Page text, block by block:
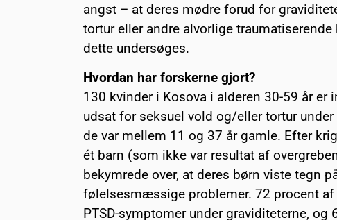
angst – at deres mødre forud for
tortur eller andre alvorlige
dette undersøges.
Hvordan har forskerne gjort?
130 kvinder i Kosova i alderen 30-59 år er
udsat for seksuel vold og/eller tortur
de var mellem 11 og 37 år gamle. Efter
ét barn (som ikke var resultat af
bekymrede over, at deres børn viste tegn
følelsesmæssige problemer. 72 procent af
PTSD-symptomer under graviditeterne, og